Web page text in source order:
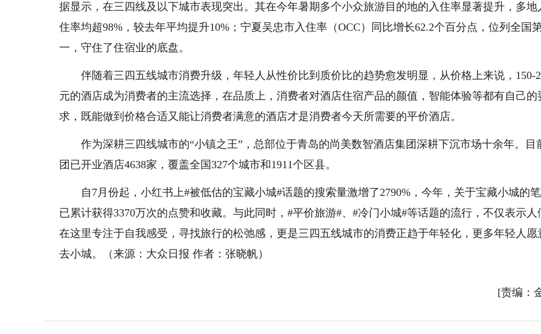
据显示，在三四线及以下城市表现突出。其在今年暑期多个小众旅游目的地的入住率显著提升，多地
住率均超98%，较去年平均提升10%；宁夏吴忠市入住率（OCC）同比增长62.2个百分点，位列全国
一，守住了住宿业的底盘。
伴随着三四五线城市消费升级，年轻人从性价比到质价比的趋势愈发明显，从价格上来说，150-
元的酒店成为消费者的主流选择，在品质上，消费者对酒店住宿产品的颜值，智能体验等都有自己的
求，既能做到价格合适又能让消费者满意的酒店才是消费者今天所需要的平价酒店。
作为深耕三四线城市的“小镇之王”，总部位于青岛的尚美数智酒店集团深耕下沉市场十余年。目
团已开业酒店4638家，覆盖全国327个城市和1911个区县。
自7月份起，小红书上#被低估的宝藏小城#话题的搜索量激增了2790%，今年，关于宝藏小城的
已累计获得3370万次的点赞和收藏。与此同时，#平价旅游#、#冷门小城#等话题的流行，不仅表示人
在这里专注于自我感受，寻找旅行的松弛感，更是三四五线城市的消费正趋于年轻化，更多年轻人愿
去小城。（来源：大众日报 作者：张晓帆）
[责编：